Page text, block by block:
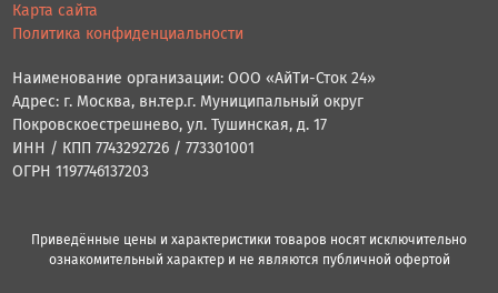
Карта сайта
Политика конфиденциальности
Наименование организации: ООО «АйТи-Сток 24»
Адрес: г. Москва, вн.тер.г. Муниципальный округ
Покровскоестрешнево, ул. Тушинская, д. 17
ИНН / КПП 7743292726 / 773301001
ОГРН 1197746137203
Приведённые цены и характеристики товаров носят исключительно
ознакомительный характер и не являются публичной офертой